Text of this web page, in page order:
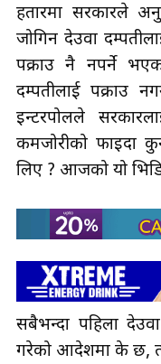
हतारमा सरकारले
जोगिन देउवा
पक्राउ नै नपर्ने
दम्पतीलाई पक्राउ
इन्टरपोलले
कमजोरीको फाइदा
लिए ? आजको यो
सबैभन्दा पहिला
गरेको आदेशमा के छ,